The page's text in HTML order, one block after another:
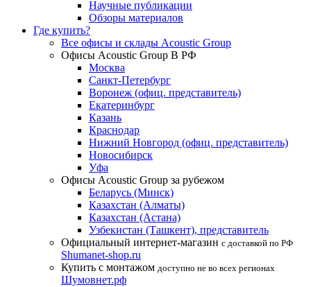
Научные публикации
Обзоры материалов
Где купить?
Все офисы и склады Acoustic Group
Офисы Acoustic Group В РФ
Москва
Санкт-Петербург
Воронеж (офиц. представитель)
Екатеринбург
Казань
Краснодар
Нижний Новгород (офиц. представитель)
Новосибирск
Уфа
Офисы Acoustic Group за рубежом
Беларусь (Минск)
Казахстан (Алматы)
Казахстан (Астана)
Узбекистан (Ташкент), представитель
Официальный интернет-магазин с доставкой по РФ
Shumanet-shop.ru
Купить с монтажом доступно не во всех регионах
Шумовнет.рф